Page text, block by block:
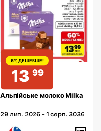
6% ДЕШЕВШЕ!
13 99
Альпійське молоко Milka
29 лип. 2026 -1 серп. 3036